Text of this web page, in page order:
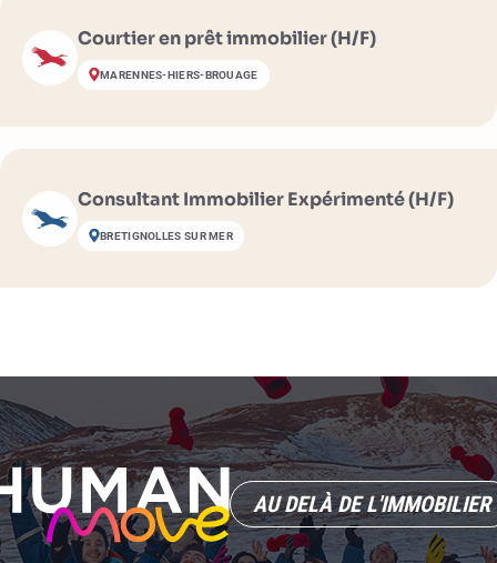
Courtier en prêt immobilier (H/F)
MARENNES-HIERS-BROUAGE
Consultant Immobilier Expérimenté (H/F)
BRETIGNOLLES SUR MER
AU DELÀ DE L'IMMOBILIER